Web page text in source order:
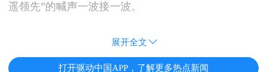
遥领先”的喊声一波接一波。
展开全文
打开驱动中国APP，了解更多热点新闻